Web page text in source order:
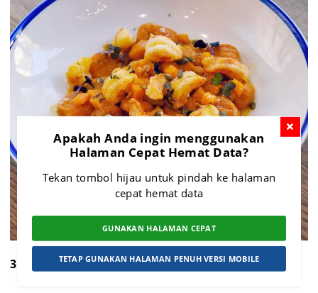
Apakah Anda ingin menggunakan
Halaman Cepat Hemat Data?
Tekan tombol hijau untuk pindah ke halaman
cepat hemat data
GUNAKAN HALAMAN CEPAT
TETAP GUNAKAN HALAMAN PENUH VERSI MOBILE
3. Udang Saus Inggris